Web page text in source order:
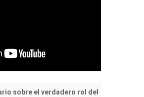
sobre el verdadero rol del